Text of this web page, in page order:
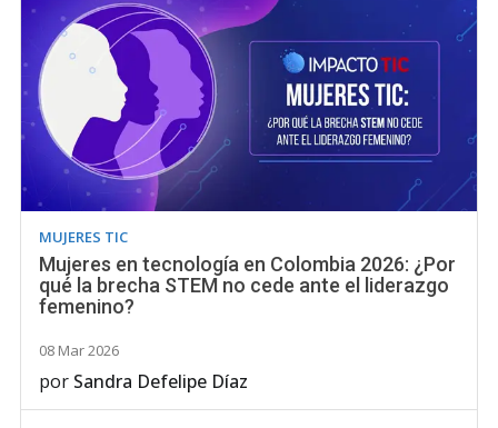
MUJERES TIC
Mujeres en tecnología en Colombia 2026: ¿Por
qué la brecha STEM no cede ante el liderazgo
femenino?
08 Mar 2026
por Sandra Defelipe Díaz